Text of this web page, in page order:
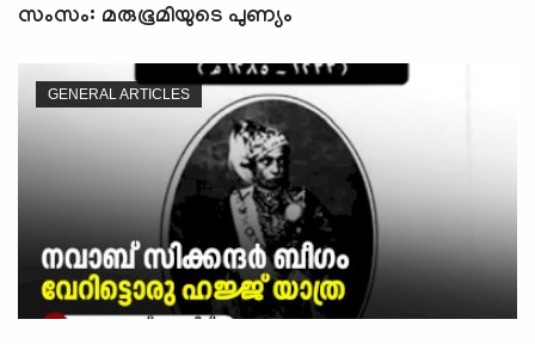
സംസം: മരുഭൂമിയുടെ പുണ്യം
GENERAL ARTICLES